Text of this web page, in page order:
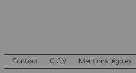
Contact C.G.V Mentions légales